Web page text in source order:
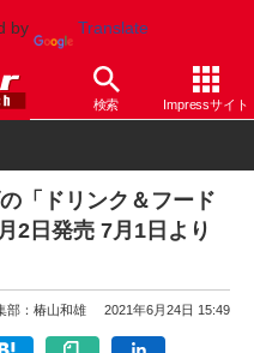
by Translate
検索 Impressサイト
リー
「ドリンク＆フード
2日発売 7月1日より
部：椿山和雄 2021年6月24日 15:49